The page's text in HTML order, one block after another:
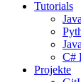
Tutorials
C#
Projekte